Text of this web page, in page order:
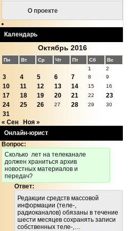
О проекте
Календарь
Октябрь 2016
Пн Вт Ср Чт Пт Сб
Вс
1
2
3 4 5 6 7 8 9
10 11 12 13 14 15 16
17 18 19 20 21 22
23
24
25 26 27 28 29 30
31
« Сен
Ноя »
Онлайн-юрист
Вопрос:
Cколько лет на телеканале
должен храниться архив
новостных материалов и
передач?
Ответ:
Редакции средств массовой
информации (теле-,
радиоканалов) обязаны в течение
шести месяцев сохранять записи
собственных теле-,…